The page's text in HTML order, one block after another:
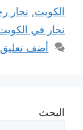
الكويت, نجار
نجار في
أضف تعليق
البحث